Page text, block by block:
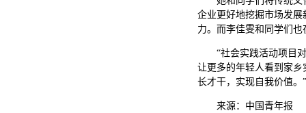
企业更好地挖掘市场发
力。而李佳雯和同学们
“社会实践活动项目
让更多的年轻人看到家
长才干，实现自我价值。
来源：中国青年报